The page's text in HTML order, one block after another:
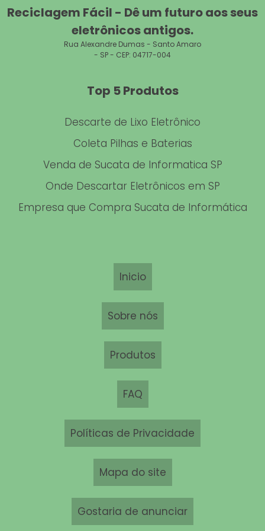
EMPRESA DE RECICLAGEM
ONDE DESCARTAR PRODUTOS ELETRÔNICOS
VENDER LIXO ELETRÔNICO
RECICLAR NOTEBOOK
DOAÇÃO DE ELETRÔNICOS
RECICLAGEM DE PLACAS DE ALUMÍNIO
COMPRA DE SUCATA DE INFORMÁTICA
RECICLAGEM DE LIXO DE INFORMÁTICA
RECICLAGEM RESÍDUOS ELETRÔNICOS
RECICLAGEM DE CELULARES
LIXO ELETRÔNICO COMPUTADOR
RECICLAGEM DE AUTO FALANTES
Reciclagem Fácil - Dê um futuro aos seus
eletrônicos antigos.
Rua Alexandre Dumas - Santo Amaro
- SP - CEP: 04717-004
Top 5 Produtos
Descarte de Lixo Eletrônico
Coleta Pilhas e Baterias
Venda de Sucata de Informatica SP
Onde Descartar Eletrônicos em SP
Empresa que Compra Sucata de Informática
Inicio
Sobre nós
Produtos
FAQ
Políticas de Privacidade
Mapa do site
Gostaria de anunciar